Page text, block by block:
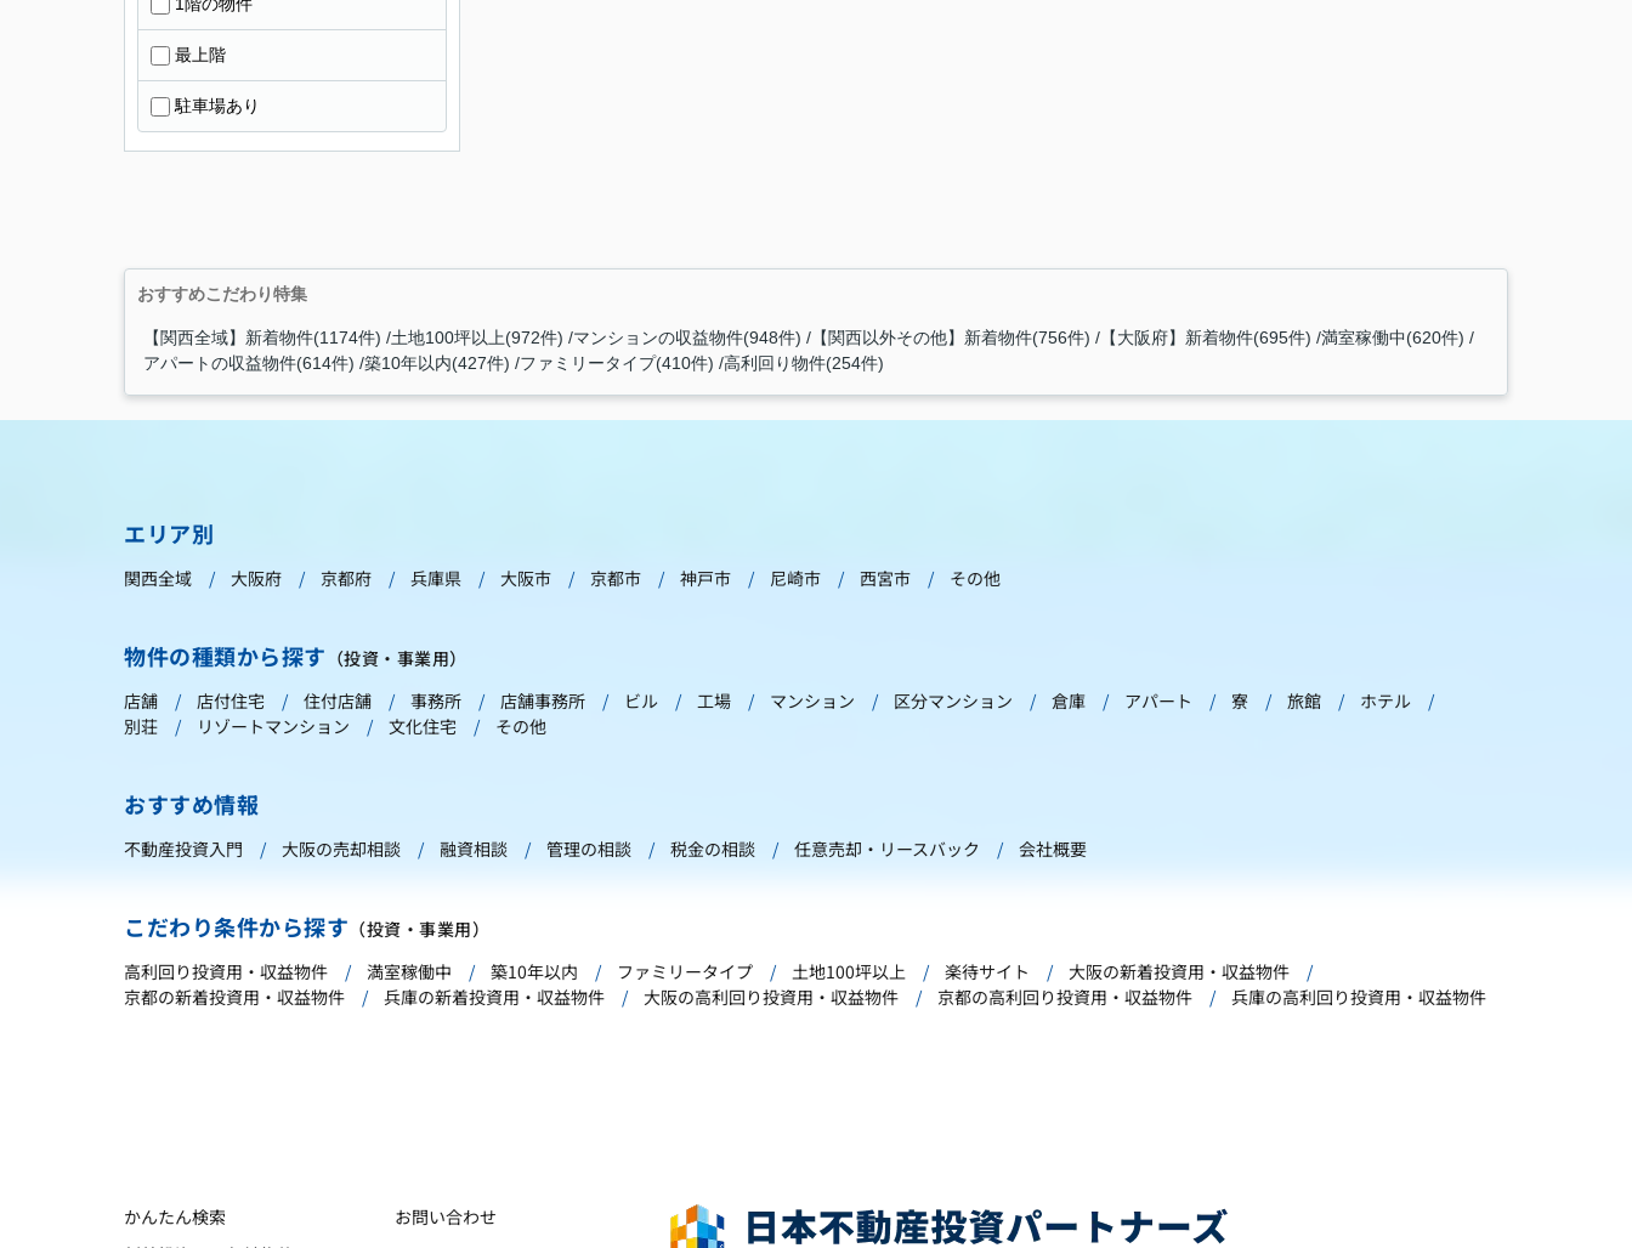
最上階
駐車場あり
おすすめこだわり特集
【関西全域】新着物件(1174件) 土地100坪以上(972件) マンションの収益物件(948件) 【関西以外その他】新着物件(756件) 【大阪府】新着物件(695件) 満室稼働中(620件)
アパートの収益物件(614件) 築10年以内(427件) ファミリータイプ(410件) 高利回り物件(254件)
エリア別
関西全域 大阪府 京都府 兵庫県 大阪市 京都市 神戸市 尼崎市 西宮市 その他
物件の種類から探す （投資・事業用）
店舗
店付住宅 住付店舗 事務所 店舗事務所 ビル 工場 マンション 区分マンション 倉庫 アパート 寮 旅館
ホテル
別荘
リゾートマンション 文化住宅 その他
おすすめ情報
不動産投資入門 大阪の売却相談 融資相談 管理の相談 税金の相談 任意売却・リースバック 会社概要
こだわり条件から探す （投資・事業用）
高利回り投資用・収益物件
満室稼働中 築10年以内 ファミリータイプ 土地100坪以上 楽待サイト
大阪の新着投資用・収益物件
京都の新着投資用・収益物件
兵庫の新着投資用・収益物件 大阪の高利回り投資用・収益物件 京都の高利回り投資用・収益物件 兵庫の高利回り投資用・収益物件
かんたん検索
お問い合わせ